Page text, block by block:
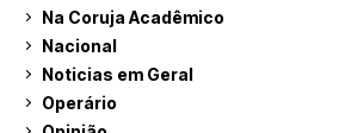
Na Coruja Acadêmico
Nacional
Noticias em Geral
Operário